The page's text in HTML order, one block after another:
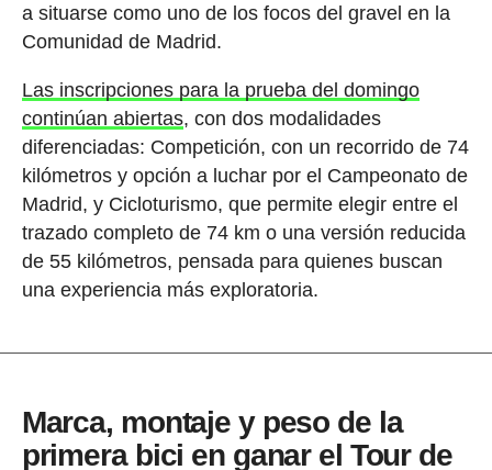
a situarse como uno de los focos del gravel en la
Comunidad de Madrid.
Las inscripciones para la prueba del domingo
continúan abiertas, con dos modalidades
diferenciadas: Competición, con un recorrido de 74
kilómetros y opción a luchar por el Campeonato de
Madrid, y Cicloturismo, que permite elegir entre el
trazado completo de 74 km o una versión reducida
de 55 kilómetros, pensada para quienes buscan
una experiencia más exploratoria.
Marca, montaje y peso de la
primera bici en ganar el Tour de